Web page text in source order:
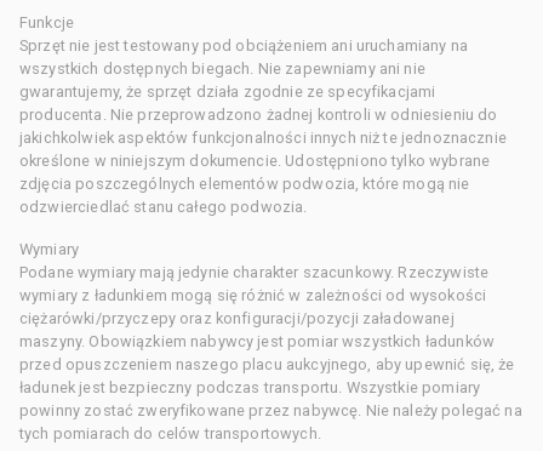
Funkcje
Sprzęt nie jest testowany pod obciążeniem ani uruchamiany na
wszystkich dostępnych biegach. Nie zapewniamy ani nie
gwarantujemy, że sprzęt działa zgodnie ze specyfikacjami
producenta. Nie przeprowadzono żadnej kontroli w odniesieniu do
jakichkolwiek aspektów funkcjonalności innych niż te jednoznacznie
określone w niniejszym dokumencie. Udostępniono tylko wybrane
zdjęcia poszczególnych elementów podwozia, które mogą nie
odzwierciedlać stanu całego podwozia.
Wymiary
Podane wymiary mają jedynie charakter szacunkowy. Rzeczywiste
wymiary z ładunkiem mogą się różnić w zależności od wysokości
ciężarówki/przyczepy oraz konfiguracji/pozycji załadowanej
maszyny. Obowiązkiem nabywcy jest pomiar wszystkich ładunków
przed opuszczeniem naszego placu aukcyjnego, aby upewnić się, że
ładunek jest bezpieczny podczas transportu. Wszystkie pomiary
powinny zostać zweryfikowane przez nabywcę. Nie należy polegać na
tych pomiarach do celów transportowych.